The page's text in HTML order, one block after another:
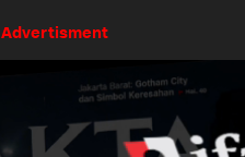
Advertisment